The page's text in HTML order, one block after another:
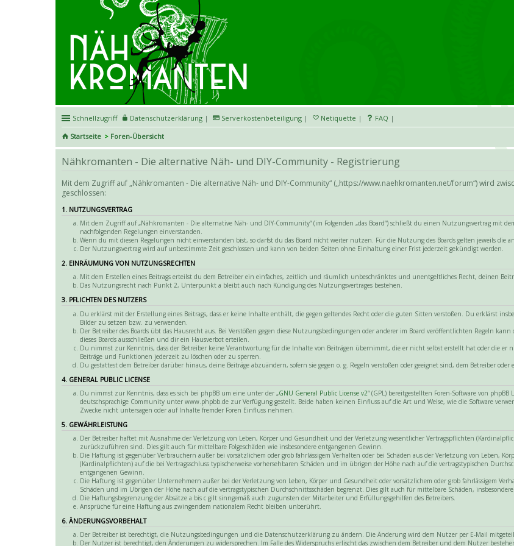
Schnellzugriff Datenschutzerklärung | Serverkostenbeteiligung | Netiquette | FAQ |
Startseite
Foren-Übersicht
Nähkromanten - Die alternative Näh- und DIY-Community - Registrierung
Mit dem Zugriff auf „Nähkromanten - Die alternative Näh- und DIY-Community“ („https://www.naehkromanten.net/forum“) wird
geschlossen:
1. NUTZUNGSVERTRAG
Mit dem Zugriff auf „Nähkromanten - Die alternative Näh- und DIY-Community“ (im Folgenden „das Board“) schließt du einen Nutzungsvertrag mit
nachfolgenden Regelungen einverstanden.
Wenn du mit diesen Regelungen nicht einverstanden bist, so darfst du das Board nicht weiter nutzen. Für die Nutzung des Boards gelten jeweils die
Der Nutzungsvertrag wird auf unbestimmte Zeit geschlossen und kann von beiden Seiten ohne Einhaltung einer Frist jederzeit gekündigt werden.
2. EINRÄUMUNG VON NUTZUNGSRECHTEN
Mit dem Erstellen eines Beitrags erteilst du dem Betreiber ein einfaches, zeitlich und räumlich unbeschränktes und unentgeltliches Recht, deinen
Das Nutzungsrecht nach Punkt 2, Unterpunkt a bleibt auch nach Kündigung des Nutzungsvertrages bestehen.
3. PFLICHTEN DES NUTZERS
Du erklärst mit der Erstellung eines Beitrags, dass er keine Inhalte enthält, die gegen geltendes Recht oder die guten Sitten verstoßen. Du erklärst
Bilder zu setzen bzw. zu verwenden.
Der Betreiber des Boards übt das Hausrecht aus. Bei Verstößen gegen diese Nutzungsbedingungen oder anderer im Board veröffentlichten Regeln
dieses Boards ausschließen und dir ein Hausverbot erteilen.
Du nimmst zur Kenntnis, dass der Betreiber keine Verantwortung für die Inhalte von Beiträgen übernimmt, die er nicht selbst erstellt hat oder die
Beiträge und Funktionen jederzeit zu löschen oder zu sperren.
Du gestattest dem Betreiber darüber hinaus, deine Beiträge abzuändern, sofern sie gegen o. g. Regeln verstoßen oder geeignet sind, dem Betreiber
4. GENERAL PUBLIC LICENSE
Du nimmst zur Kenntnis, dass es sich bei phpBB um eine unter der „GNU General Public License v2“ (GPL) bereitgestellten Foren-Software von
deutschsprachige Community unter www.phpbb.de zur Verfügung gestellt. Beide haben keinen Einfluss auf die Art und Weise, wie die Software
Zwecke nicht untersagen oder auf Inhalte fremder Foren Einfluss nehmen.
5. GEWÄHRLEISTUNG
Der Betreiber haftet mit Ausnahme der Verletzung von Leben, Körper und Gesundheit und der Verletzung wesentlicher Vertragspflichten
zurückzuführen sind. Dies gilt auch für mittelbare Folgeschäden wie insbesondere entgangenen Gewinn.
Die Haftung ist gegenüber Verbrauchern außer bei vorsätzlichem oder grob fahrlässigem Verhalten oder bei Schäden aus der Verletzung von Leben,
(Kardinalpflichten) auf die bei Vertragsschluss typischerweise vorhersehbaren Schäden und im übrigen der Höhe nach auf die vertragstypischen
entgangenen Gewinn.
Die Haftung ist gegenüber Unternehmern außer bei der Verletzung von Leben, Körper und Gesundheit oder vorsätzlichem oder grob fahrlässigem
Schäden und im Übrigen der Höhe nach auf die vertragstypischen Durchschnittsschäden begrenzt. Dies gilt auch für mittelbare Schäden,
Die Haftungsbegrenzung der Absätze a bis c gilt sinngemäß auch zugunsten der Mitarbeiter und Erfüllungsgehilfen des Betreibers.
Ansprüche für eine Haftung aus zwingendem nationalem Recht bleiben unberührt.
6. ÄNDERUNGSVORBEHALT
Der Betreiber ist berechtigt, die Nutzungsbedingungen und die Datenschutzerklärung zu ändern. Die Änderung wird dem Nutzer per E-Mail
Der Nutzer ist berechtigt, den Änderungen zu widersprechen. Im Falle des Widerspruchs erlischt das zwischen dem Betreiber und dem Nutzer